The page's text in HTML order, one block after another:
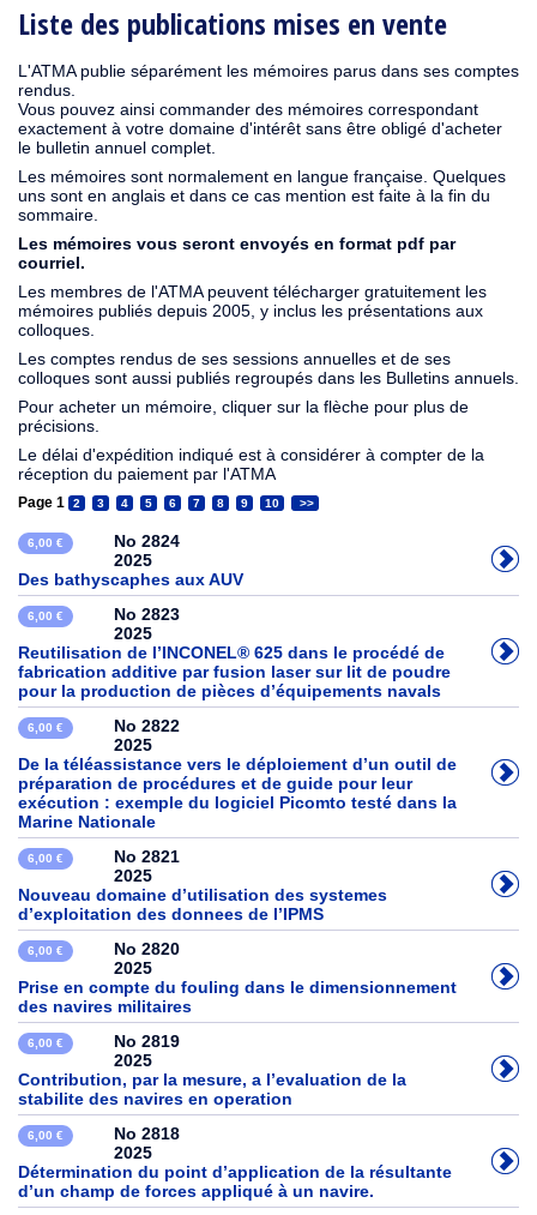
Liste des publications mises en vente
L'ATMA publie séparément les mémoires parus dans ses comptes
rendus.
Vous pouvez ainsi commander des mémoires correspondant
exactement à votre domaine d'intérêt sans être obligé d'acheter
le bulletin annuel complet.
Les mémoires sont normalement en langue française. Quelques
uns sont en anglais et dans ce cas mention est faite à la fin du
sommaire.
Les mémoires vous seront envoyés en format pdf par
courriel.
Les membres de l'ATMA peuvent télécharger gratuitement les
mémoires publiés depuis 2005, y inclus les présentations aux
colloques.
Les comptes rendus de ses sessions annuelles et de ses
colloques sont aussi publiés regroupés dans les Bulletins annuels.
Pour acheter un mémoire, cliquer sur la flèche pour plus de
précisions.
Le délai d'expédition indiqué est à considérer à compter de la
réception du paiement par l'ATMA
Page 1 2 3 4 5 6 7 8 9 10 >>
6,00 €
No 2824
2025
Des bathyscaphes aux AUV
6,00 €
No 2823
2025
Reutilisation de l’INCONEL® 625 dans le procédé de
fabrication additive par fusion laser sur lit de poudre
pour la production de pièces d’équipements navals
6,00 €
No 2822
2025
De la téléassistance vers le déploiement d’un outil de
préparation de procédures et de guide pour leur
exécution : exemple du logiciel Picomto testé dans la
Marine Nationale
6,00 €
No 2821
2025
Nouveau domaine d’utilisation des systemes
d’exploitation des donnees de l’IPMS
6,00 €
No 2820
2025
Prise en compte du fouling dans le dimensionnement
des navires militaires
6,00 €
No 2819
2025
Contribution, par la mesure, a l’evaluation de la
stabilite des navires en operation
6,00 €
No 2818
2025
Détermination du point d’application de la résultante
d’un champ de forces appliqué à un navire.